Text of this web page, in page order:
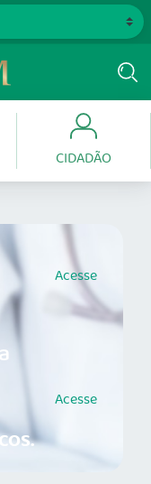
CIDADÃO
Acesse
Acesse